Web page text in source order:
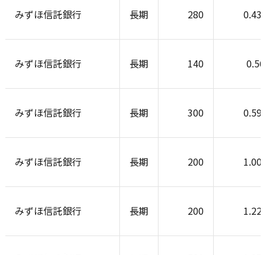
みずほ信託銀行 長期 280
みずほ信託銀行 長期 140
みずほ信託銀行 長期 300
みずほ信託銀行 長期 200
みずほ信託銀行 長期 200